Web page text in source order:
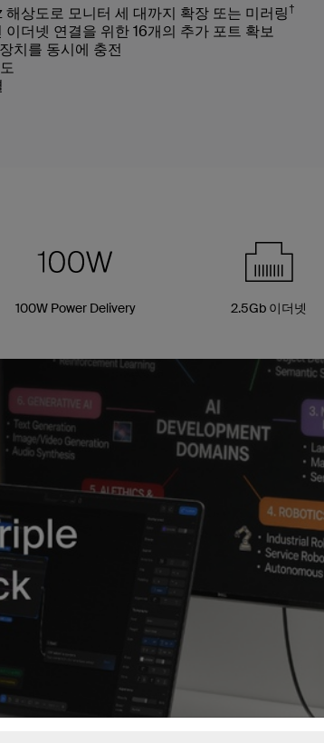
상도로 모니터 세 대까지 확장 또는 미러링†
더넷 연결을 위한 16개의 추가 포트 확보
치를 동시에 충전
100W Power Delivery 2.5Gb 이더넷